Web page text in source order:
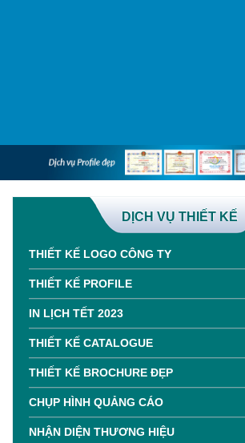
DỊCH VỤ THIẾT KẾ
THIẾT KẾ LOGO CÔNG TY
THIẾT KẾ PROFILE
IN LỊCH TẾT 2023
THIẾT KẾ CATALOGUE
THIẾT KẾ BROCHURE ĐẸP
CHỤP HÌNH QUẢNG CÁO
NHẬN DIỆN THƯƠNG HIỆU